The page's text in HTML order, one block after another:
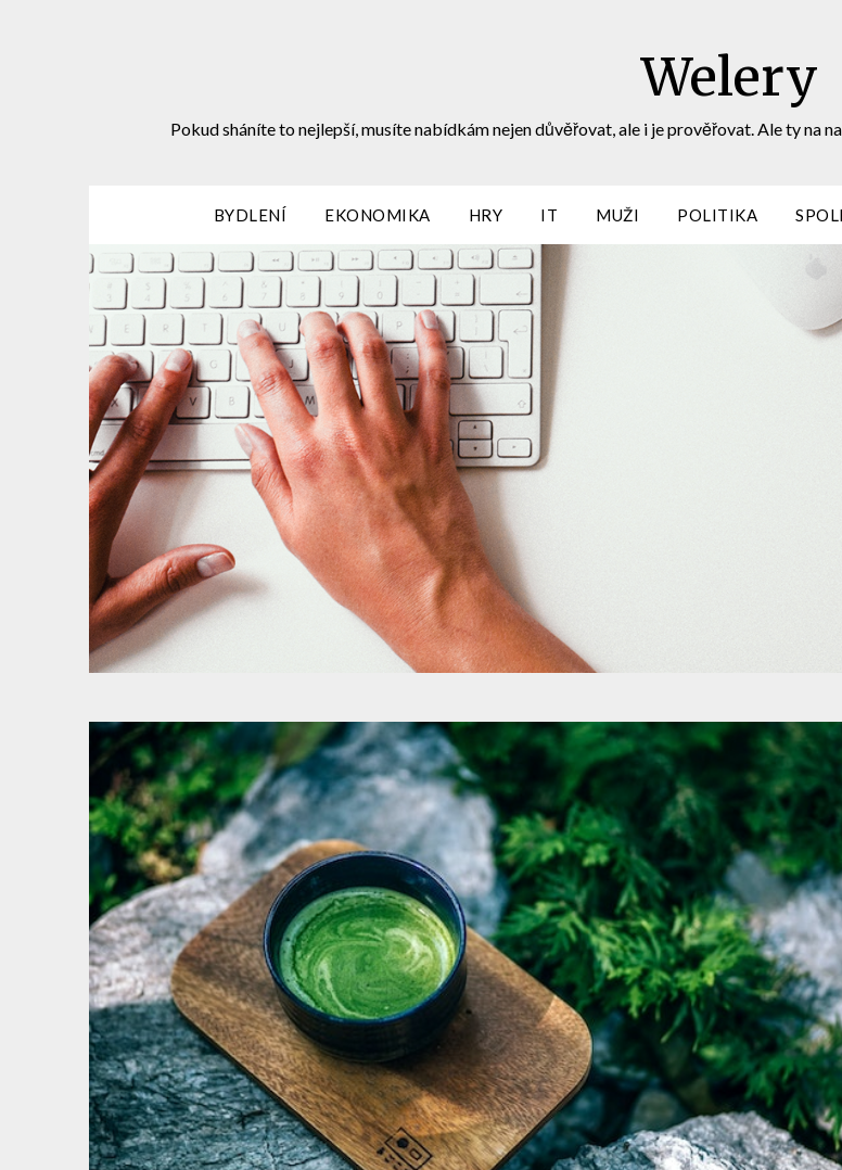
Welery
Pokud sháníte to nejlepší, musíte nabídkám nejen důvěřovat, ale i je prověřovat. Ale ty na
BYDLENÍ EKONOMIKA HRY IT MUŽI POLITIKA